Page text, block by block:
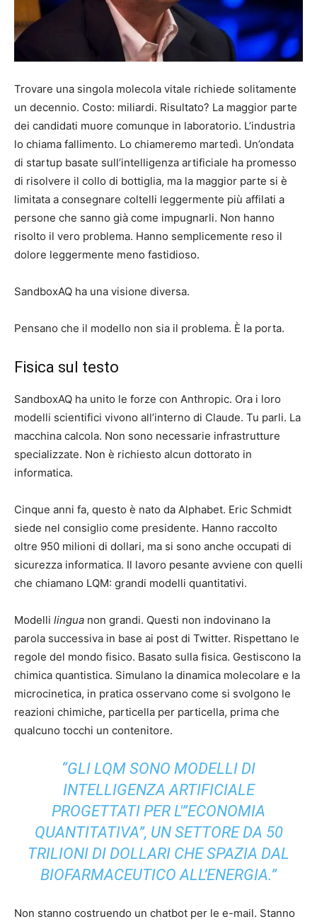
Trovare una singola molecola vitale richiede solitamente
un decennio. Costo: miliardi. Risultato? La maggior parte
dei candidati muore comunque in laboratorio. L’industria
lo chiama fallimento. Lo chiameremo martedì. Un’ondata
di startup basate sull’intelligenza artificiale ha promesso
di risolvere il collo di bottiglia, ma la maggior parte si è
limitata a consegnare coltelli leggermente più affilati a
persone che sanno già come impugnarli. Non hanno
risolto il vero problema. Hanno semplicemente reso il
dolore leggermente meno fastidioso.
SandboxAQ ha una visione diversa.
Pensano che il modello non sia il problema. È la porta.
Fisica sul testo
SandboxAQ ha unito le forze con Anthropic. Ora i loro
modelli scientifici vivono all’interno di Claude. Tu parli. La
macchina calcola. Non sono necessarie infrastrutture
specializzate. Non è richiesto alcun dottorato in
informatica.
Cinque anni fa, questo è nato da Alphabet. Eric Schmidt
siede nel consiglio come presidente. Hanno raccolto
oltre 950 milioni di dollari, ma si sono anche occupati di
sicurezza informatica. Il lavoro pesante avviene con quelli
che chiamano LQM: grandi modelli quantitativi.
Modelli lingua non grandi. Questi non indovinano la
parola successiva in base ai post di Twitter. Rispettano le
regole del mondo fisico. Basato sulla fisica. Gestiscono la
chimica quantistica. Simulano la dinamica molecolare e la
microcinetica, in pratica osservano come si svolgono le
reazioni chimiche, particella per particella, prima che
qualcuno tocchi un contenitore.
“GLI LQM SONO MODELLI DI
INTELLIGENZA ARTIFICIALE
PROGETTATI PER L'”ECONOMIA
QUANTITATIVA”, UN SETTORE DA 50
TRILIONI DI DOLLARI CHE SPAZIA DAL
BIOFARMACEUTICO ALL’ENERGIA.”
Non stanno costruendo un chatbot per le e-mail. Stanno